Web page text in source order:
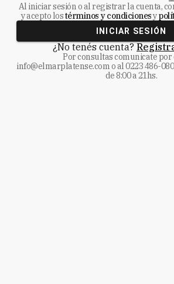
Al iniciar sesión o al registrar la cuenta,
y acepto lostérminos y condicionesy
INICIAR SESIÓN
¿No tenés cuenta?
Por consultas comunicate por
info@elmarplatense.como al0223 486-
de 8:00 a 21hs.